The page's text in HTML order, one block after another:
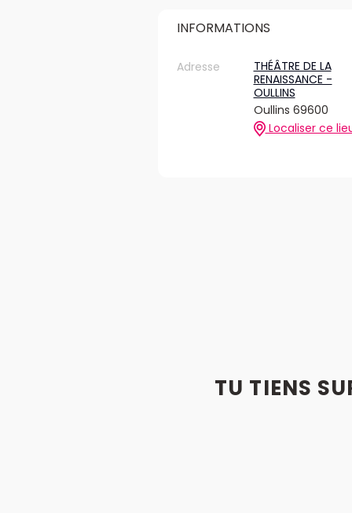
INFORMATIONS
Adresse
THÉÂTRE DE LA
RENAISSANCE -
OULLINS
Oullins 69600
Localiser ce
TU TIENS